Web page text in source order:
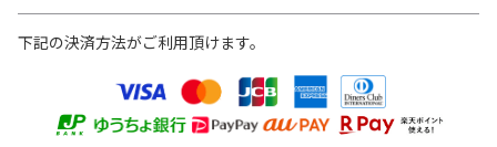
下記の決済方法がご利用頂けます。